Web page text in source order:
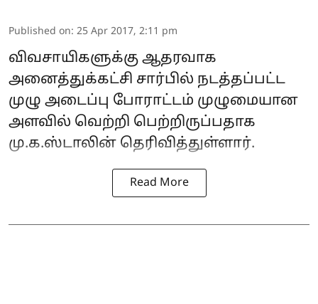
Published on: 25 Apr 2017, 2:11 pm
விவசாயிகளுக்கு ஆதரவாக
அனைத்துக்கட்சி சார்பில் நடத்தப்பட்ட
முழு அடைப்பு போராட்டம் முழுமையான
அளவில் வெற்றி பெற்றிருப்பதாக
மு.க.ஸ்டாலின் தெரிவித்துள்ளார்.
Read More